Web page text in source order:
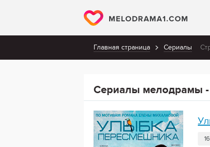
Главная страница Сериалы
Сериалы мелодрамы -